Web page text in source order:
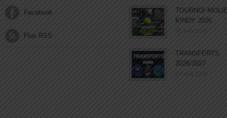
Facebook
Flux RSS
TOURNOI
KINDY 2026
03 août 2026
TRANSFERTS
2026/2027
03 août 2026